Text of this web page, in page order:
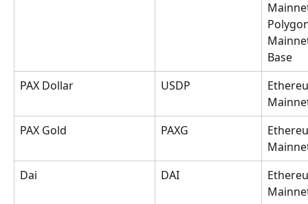
Base
PAX Dollar
USDP
PAX Gold
PAXG
Dai
DAI